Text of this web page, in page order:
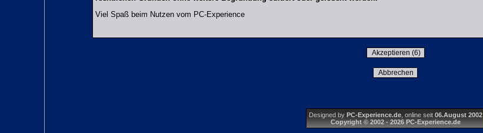
Viel Spaß beim Nutzen vom PC-Experience
Designed by PC-Experience.de, online seit 06.August 2002
Copyright © 2002 - 2026 PC-Experience.de